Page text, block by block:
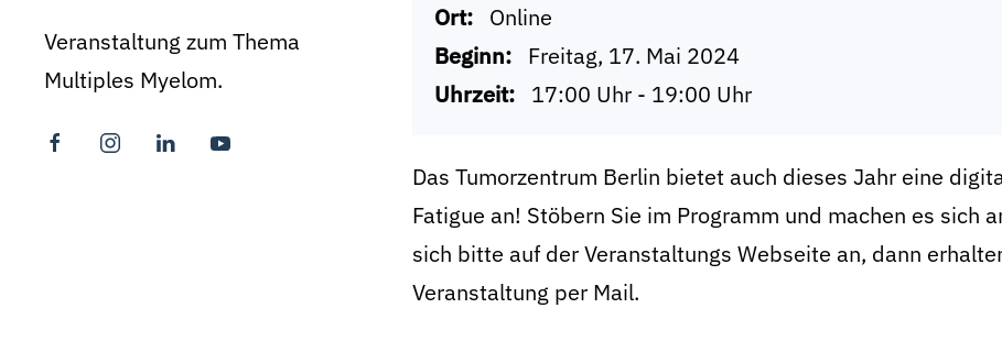
Veranstaltung zum Thema
Multiples Myelom.
Ort:
Online
Beginn:
Freitag, 17. Mai 2024
Uhrzeit:
17:00 Uhr - 19:00 Uhr
Das Tumorzentrum Berlin bietet auch dieses Jahr eine
Fatigue an! Stöbern Sie im Programm und machen es sich
sich bitte auf der Veranstaltungs Webseite an, dann
Veranstaltung per Mail.